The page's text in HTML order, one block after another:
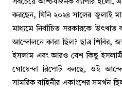
সবচেয়ে আশ্চর্যজনক ব্যাপার
করছেন, যিনি ২০২৪ সালের জুলাই
মাধ্যমে নির্বাচিত সরকারকে
আন্দোলনে কারা ছিল? ছাত্র শিবির,
ইসলাম এবং আরও বেশ কিছু
গোয়েন্দা রিপোর্ট বলছে, ওই
সামরিক বাহিনীর একাংশের সমর্থন